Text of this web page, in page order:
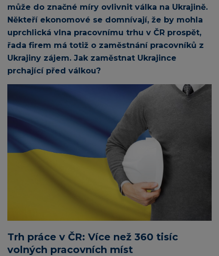
může do značné míry ovlivnit válka na Ukrajině.
Někteří ekonomové se domnívají, že by mohla
uprchlická vlna pracovnímu trhu v ČR prospět,
řada firem má totiž o zaměstnání pracovníků z
Ukrajiny zájem. Jak zaměstnat Ukrajince
prchající před válkou?
Trh práce v ČR: Více než 360 tisíc
volných pracovních míst